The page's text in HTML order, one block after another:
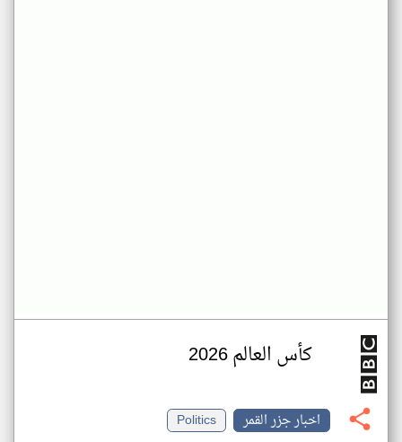
كأس العالم 2026
اخبار جزر القمر
Politics